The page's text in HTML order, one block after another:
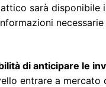
sarà disponibile
di anticipare le
entrare a